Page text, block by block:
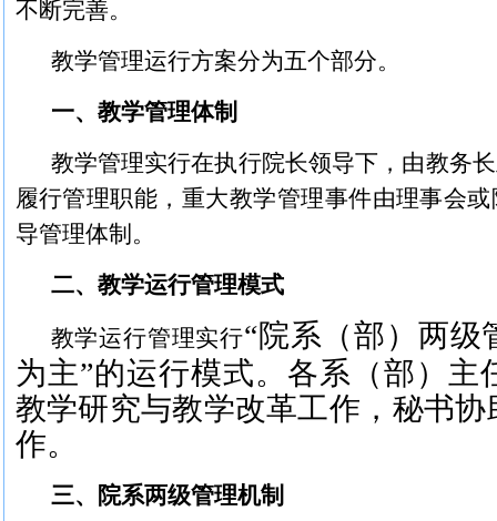
不断完善。
教学管理运行方案分为五个部分。
一、教学管理体制
教学管理实行在执行院长领导下，由教务
履行管理职能，重大教学管理事件由理事会
导管理体制。
二、教学运行管理模式
教学运行管理实行“院系（部）两级
为主”的运行模式。各系（部）主
教学研究与教学改革工作，秘书
作。
三、院系两级管理机制